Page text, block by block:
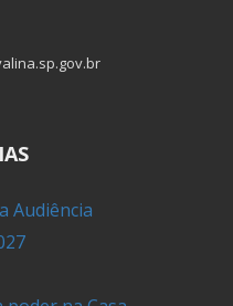
Audiência